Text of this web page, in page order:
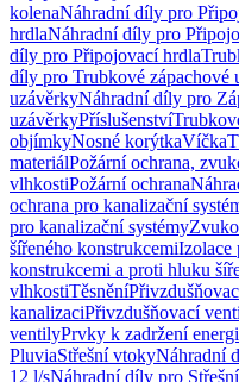
kolenaNáhradní díly pro
hrdlaNáhradní díly pro
díly pro Připojovací hrdla
díly pro Trubkové zápachové
uzávěrkyNáhradní díly pro
uzávěrkyPříslušenství
objímkyNosné korýtkaVíčka
materiálPožární ochrana,
vlhkostiPožární ochrana
ochrana pro kanalizační
pro kanalizační systémy
šířeného konstrukcemiIzolace
konstrukcemi a proti hluku
vlhkostiTěsnění
kanalizaciPřivzdušňovací
ventilyPrvky k zadržení
PluviaStřešní vtokyNáhradní
12 l/sNáhradní díly pro